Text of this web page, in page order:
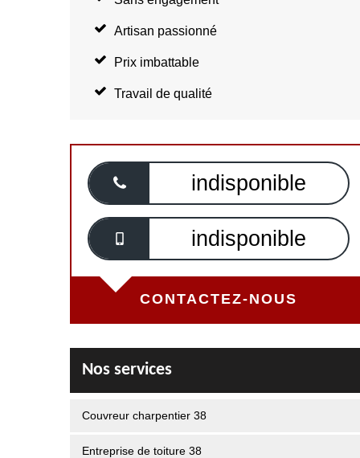
Artisan passionné
Prix imbattable
Travail de qualité
indisponible
indisponible
CONTACTEZ-NOUS
Nos services
Couvreur charpentier 38
Entreprise de toiture 38